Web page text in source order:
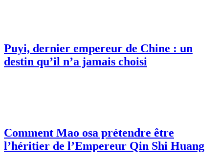
Puyi, dernier empereur de Chine : un
destin qu’il n’a jamais choisi
Comment Mao osa prétendre être
l’héritier de l’Empereur Qin Shi Huang